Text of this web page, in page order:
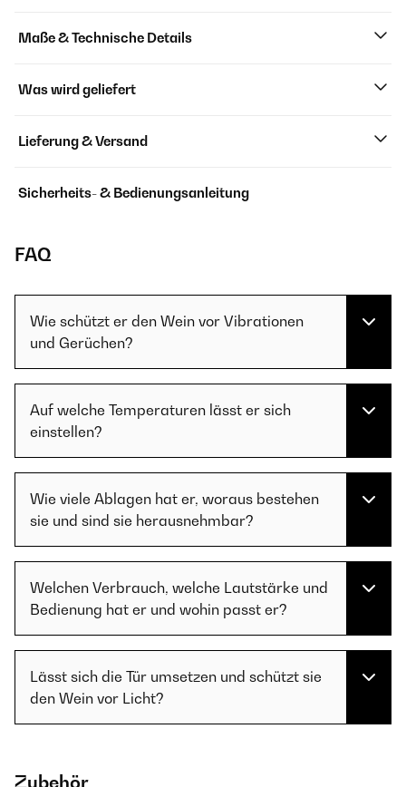
Maße & Technische Details
Was wird geliefert
Lieferung & Versand
Sicherheits- & Bedienungsanleitung
FAQ
Wie schützt er den Wein vor Vibrationen
und Gerüchen?
Auf welche Temperaturen lässt er sich
einstellen?
Wie viele Ablagen hat er, woraus bestehen
sie und sind sie herausnehmbar?
Welchen Verbrauch, welche Lautstärke und
Bedienung hat er und wohin passt er?
Lässt sich die Tür umsetzen und schützt sie
den Wein vor Licht?
Zubehör